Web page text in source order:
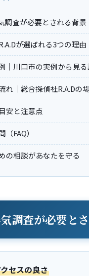
調査が必要とされる背景
が選ばれる3つの理由
｜川口市の実例から見
れ｜総合探偵社R.A.Dの
安と注意点
FAQ）
の相談があなたを守る
調査が必要と
セスの良さ